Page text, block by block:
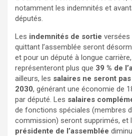
notamment les indemnités et
députés.
Les indemnités de sortie versées
quittant l’assemblée seront
et pour un député à longue
représenteront plus que 39 % de
ailleurs, les salaires ne seront
2030, générant une économie de
par député. Les salaires
de fonctions spéciales (membres
commission) seront supprimés, et
présidente de l’assemblée